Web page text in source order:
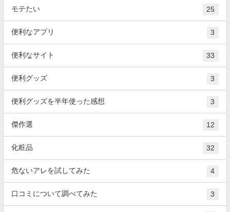
モテたい 25
便利なアプリ 3
便利なサイト 33
便利グッズ 3
便利グッズを半年使った感想 3
傑作選 12
化粧品 32
危ないアレを試してみた 4
口コミについて調べてみた 3